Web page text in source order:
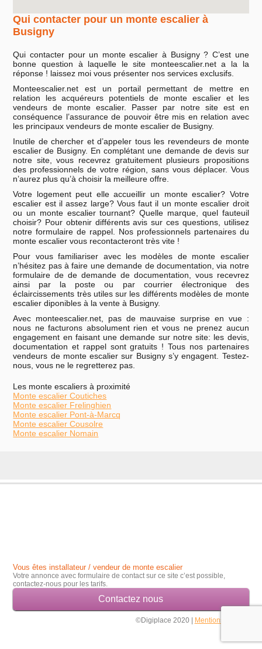
Qui contacter pour un monte escalier à
Busigny
Qui contacter pour un monte escalier à Busigny ? C’est une
bonne question à laquelle le site monteescalier.net a la la
réponse ! laissez moi vous présenter nos services exclusifs.
Monteescalier.net est un portail permettant de mettre en
relation les acquéreurs potentiels de monte escalier et les
vendeurs de monte escalier. Passer par notre site est en
conséquence l’assurance de pouvoir être mis en relation avec
les principaux vendeurs de monte escalier de Busigny.
Inutile de chercher et d’appeler tous les revendeurs de monte
escalier de Busigny. En complétant une demande de devis sur
notre site, vous recevrez gratuitement plusieurs propositions
des professionnels de votre région, sans vous déplacer. Vous
n’aurez plus qu’à choisir la meilleure offre.
Votre logement peut elle accueillir un monte escalier? Votre
escalier est il assez large? Vous faut il un monte escalier droit
ou un monte escalier tournant? Quelle marque, quel fauteuil
choisir? Pour obtenir différents avis sur ces questions, utilisez
notre formulaire de rappel. Nos professionnels partenaires du
monte escalier vous recontacteront très vite !
Pour vous familiariser avec les modèles de monte escalier
n’hésitez pas à faire une demande de documentation, via notre
formulaire de de demande de documentation, vous recevrez
ainsi par la poste ou par courrier électronique des
éclaircissements très utiles sur les différents modèles de monte
escalier diponibles à la vente à Busigny.
Avec monteescalier.net, pas de mauvaise surprise en vue :
nous ne facturons absolument rien et vous ne prenez aucun
engagement en faisant une demande sur notre site: les devis,
documentation et rappel sont gratuits ! Tous nos partenaires
vendeurs de monte escalier sur Busigny s’y engagent. Testez-
nous, vous ne le regretterez pas.
Les monte escaliers à proximité
Monte escalier Coutiches
Monte escalier Frelinghien
Monte escalier Pont-à-Marcq
Monte escalier Cousolre
Monte escalier Nomain
Vous êtes installateur / vendeur de monte escalier
Votre annonce avec formulaire de contact sur ce site c’est possible,
contactez-nous pour les tarifs.
Contactez nous
©Digiplace 2020 | Mentions légales